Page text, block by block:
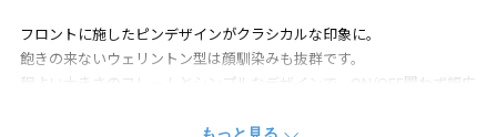
フロントに施したピンデザインがクラシカルな印象に。
飽きの来ないウェリントン型は顔馴染みも抜群です。
程よい大きさのフレームとシンプルなデザインで、ON/OFF問わず幅広